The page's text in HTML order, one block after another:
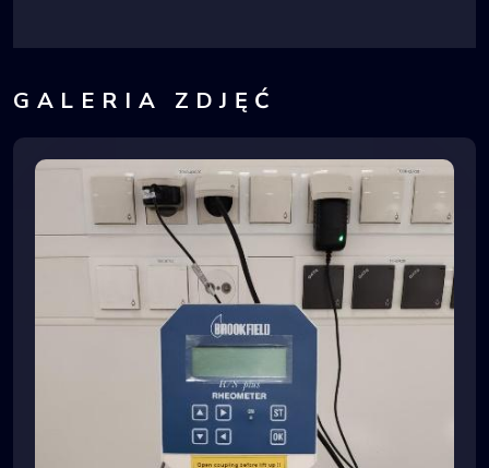
GALERIA ZDJĘĆ